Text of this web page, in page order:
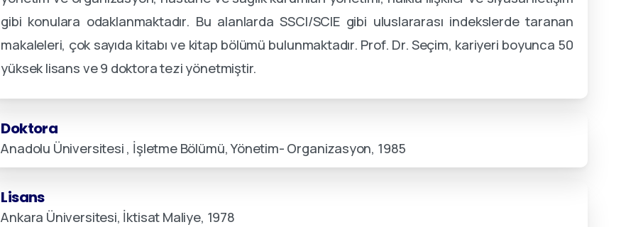
gibi konulara odaklanmaktadır. Bu alanlarda SSCI/SCIE gibi uluslararası indekslerde taranan
makaleleri, çok sayıda kitabı ve kitap bölümü bulunmaktadır. Prof. Dr. Seçim, kariyeri boyunca 50
yüksek lisans ve 9 doktora tezi yönetmiştir.
Doktora
Anadolu Üniversitesi , İşletme Bölümü, Yönetim- Organizasyon, 1985
Lisans
Ankara Üniversitesi, İktisat Maliye, 1978